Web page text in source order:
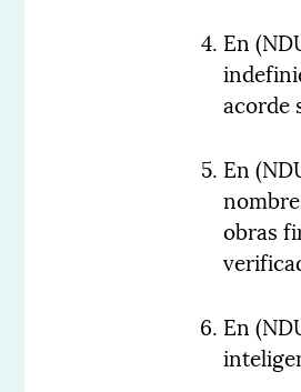
En
acorde
En
obras
En